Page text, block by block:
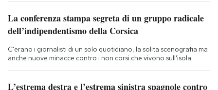
La conferenza stampa segreta di un gruppo radicale
dell’indipendentismo della Corsica
C'erano i giornalisti di un solo quotidiano, la solita scenografia ma
anche nuove minacce contro i non corsi che vivono sull'isola
L’estrema destra e l’estrema sinistra spagnole contro